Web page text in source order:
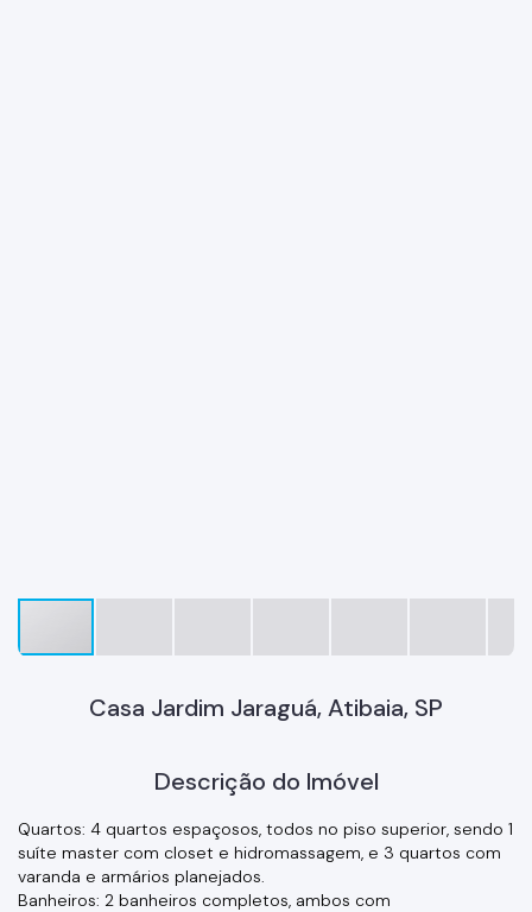
Casa Jardim Jaraguá, Atibaia, SP
Descrição do Imóvel
Quartos: 4 quartos espaçosos, todos no piso superior, sendo 1
suíte master com closet e hidromassagem, e 3 quartos com
varanda e armários planejados.
Banheiros: 2 banheiros completos, ambos com